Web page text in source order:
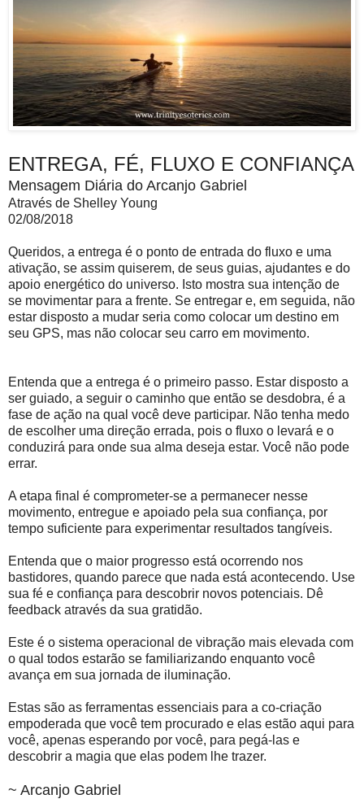
ENTREGA, FÉ, FLUXO E CONFIANÇA
Mensagem Diária do Arcanjo Gabriel
Através de Shelley Young
02/08/2018
Queridos, a entrega é o ponto de entrada do fluxo e uma
ativação, se assim quiserem, de seus guias, ajudantes e do
apoio energético do universo. Isto mostra sua intenção de
se movimentar para a frente. Se entregar e, em seguida, não
estar disposto a mudar seria como colocar um destino em
seu GPS, mas não colocar seu carro em movimento.
Entenda que a entrega é o primeiro passo. Estar disposto a
ser guiado, a seguir o caminho que então se desdobra, é a
fase de ação na qual você deve participar. Não tenha medo
de escolher uma direção errada, pois o fluxo o levará e o
conduzirá para onde sua alma deseja estar. Você não pode
errar.
A etapa final é comprometer-se a permanecer nesse
movimento, entregue e apoiado pela sua confiança, por
tempo suficiente para experimentar resultados tangíveis.
Entenda que o maior progresso está ocorrendo nos
bastidores, quando parece que nada está acontecendo. Use
sua fé e confiança para descobrir novos potenciais. Dê
feedback através da sua gratidão.
Este é o sistema operacional de vibração mais elevada com
o qual todos estarão se familiarizando enquanto você
avança em sua jornada de iluminação.
Estas são as ferramentas essenciais para a co-criação
empoderada que você tem procurado e elas estão aqui para
você, apenas esperando por você, para pegá-las e
descobrir a magia que elas podem lhe trazer.
~ Arcanjo Gabriel